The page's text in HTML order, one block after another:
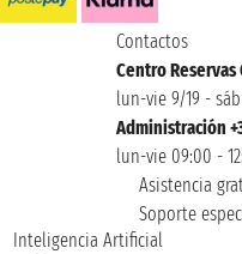
Contactos
Centro Reservas
lun-vie 9/19 -
Administración
lun-vie 09:00 -
Asistencia
Soporte
Inteligencia Artificial